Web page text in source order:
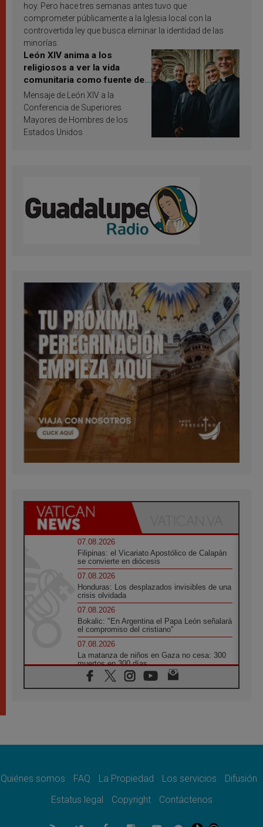
hoy. Pero hace tres semanas antes tuvo que
comprometer públicamente a la Iglesia local con la
controvertida ley que busca eliminar la identidad de las
minorías.
León XIV anima a los
religiosos a ver la vida
comunitaria como fuente de
inspiración y santificación
Mensaje de León XIV a la
Conferencia de Superiores
Mayores de Hombres de los
Estados Unidos
07.08.2026
Filipinas: el Vicariato Apostólico de Calapán
se convierte en diócesis
07.08.2026
Honduras: Los desplazados invisibles de una
crisis olvidada
07.08.2026
Bokalic: "En Argentina el Papa León señalará
el compromiso del cristiano"
07.08.2026
La matanza de niños en Gaza no cesa: 300
muertos en 300 días
07.08.2026
Tagle: La guerra desfigura el mundo, solo la
como misión al servicio del Evangelio
SIGNIS 2026, dar voz a las religiosas en el
07.08.2026
Quiénes somos FAQ La Propiedad Los servicios
Difusión
Estatus legal
Copyright Contáctenos